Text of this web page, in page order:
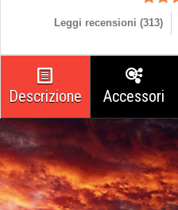
Leggi recensioni (313)
Descrizione Accessori